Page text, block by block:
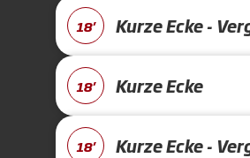
18' Kurze Ecke -
18' Kurze Ecke
18' Kurze Ecke -